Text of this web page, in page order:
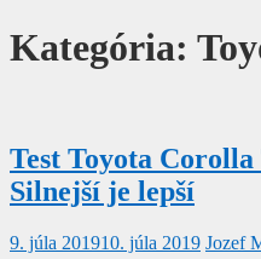
Kategória:
Test Toyota
Silnejší je lepší
9. júla 201910. júla 2019 Jozef